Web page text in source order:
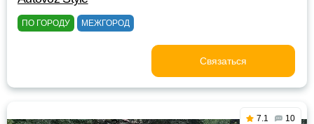
ПО ГОРОДУ МЕЖГОРОД
Связаться
7.1 10